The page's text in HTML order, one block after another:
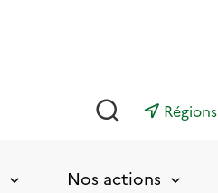
Rechercher
Régions
Nos actions